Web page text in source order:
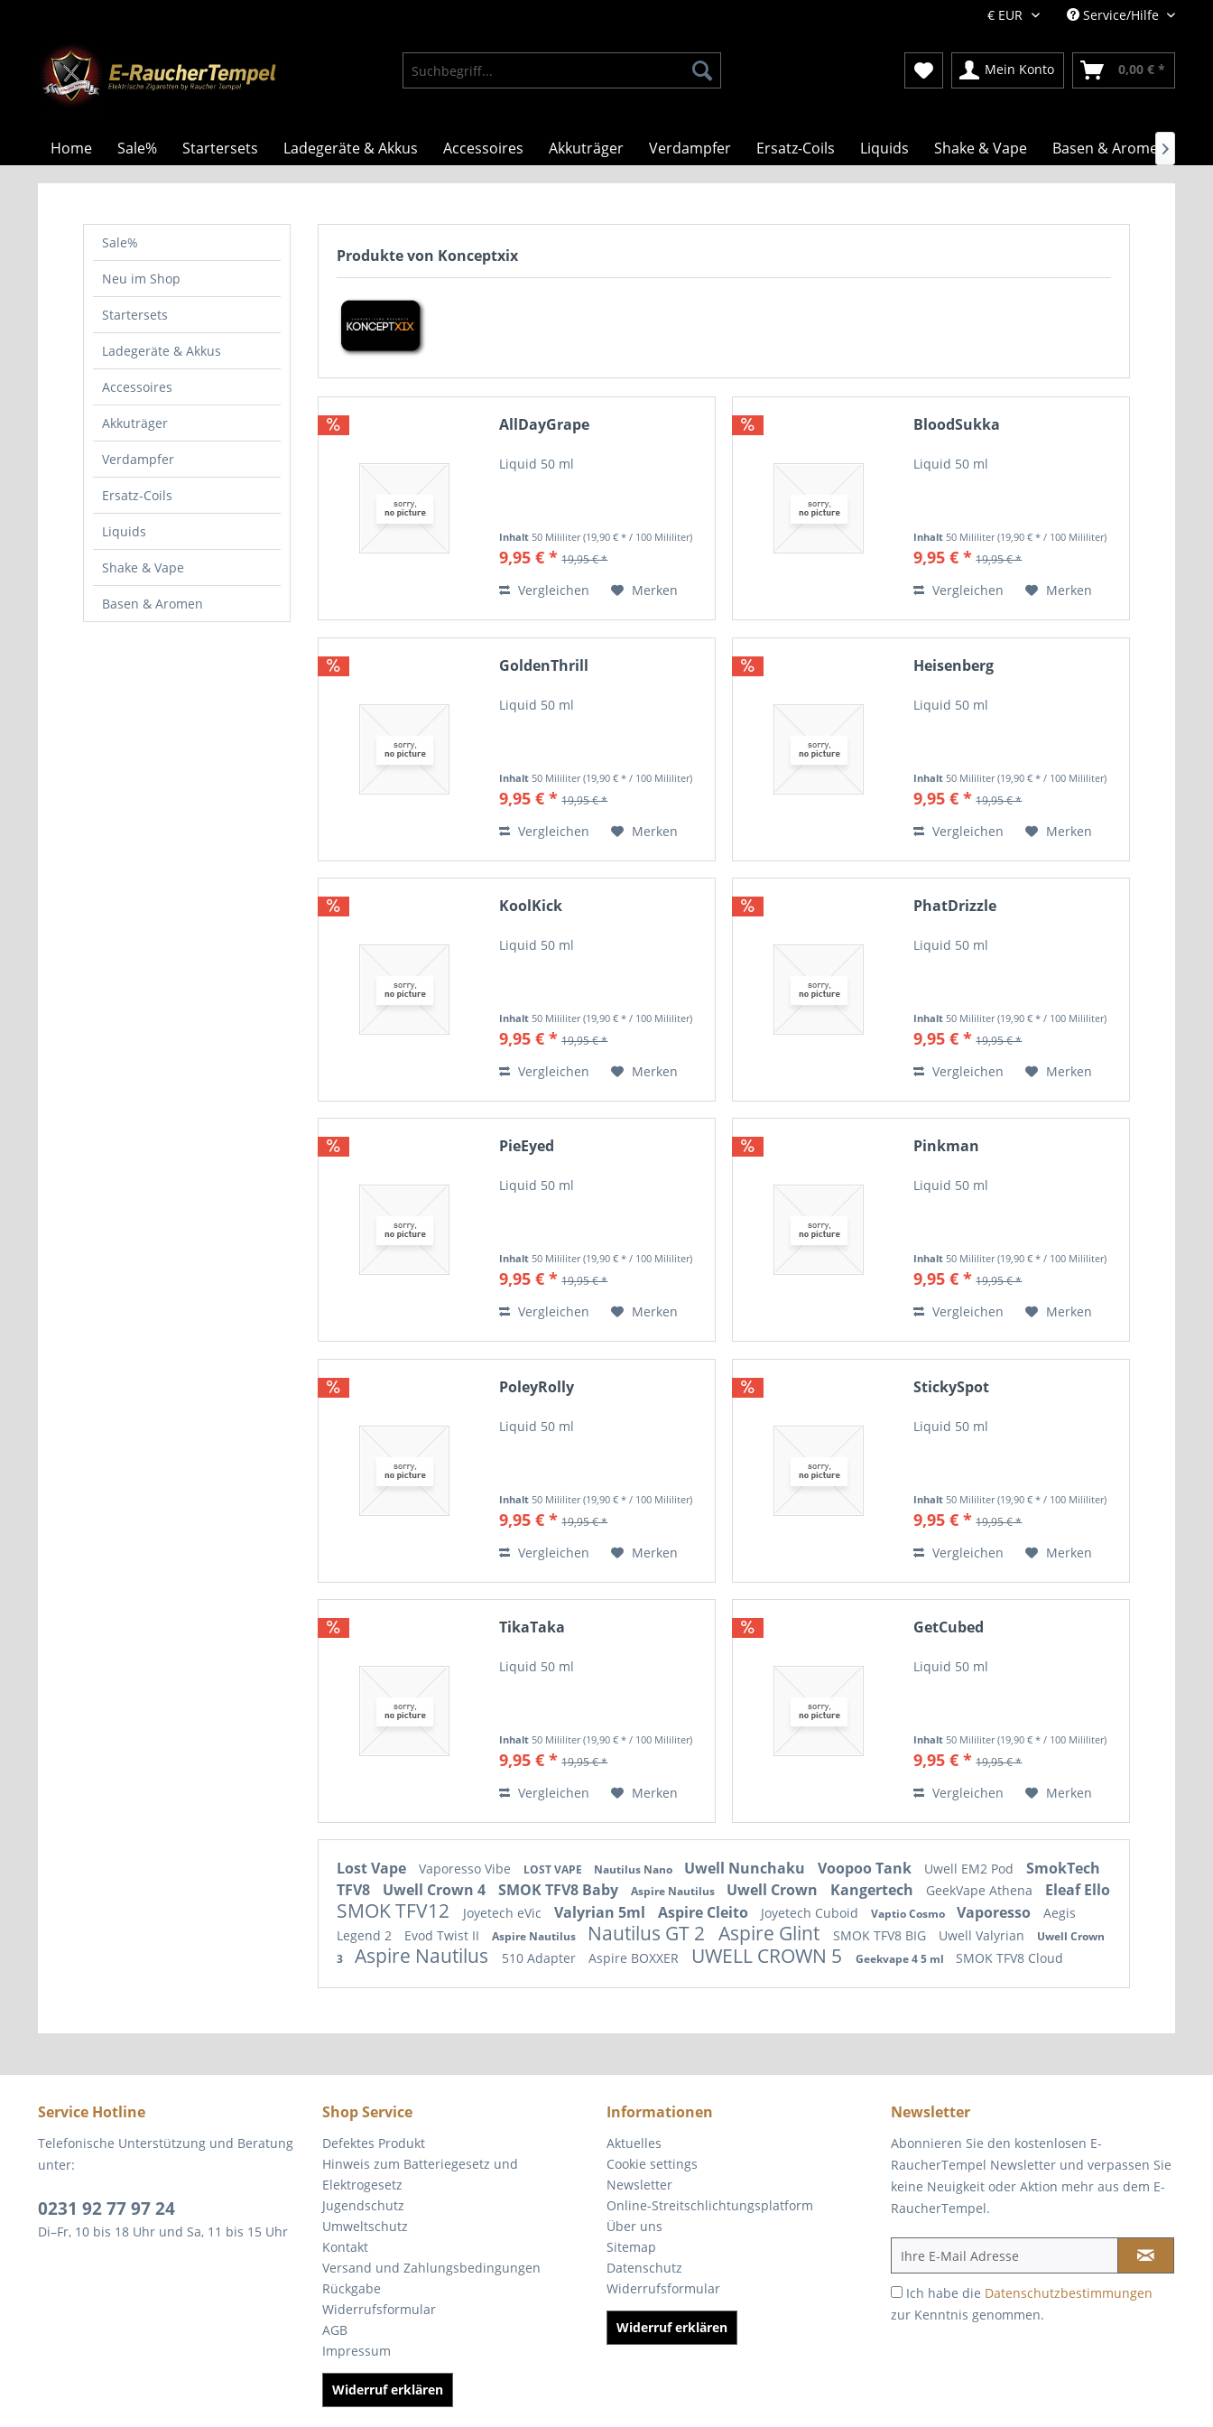
Service/Hilfe
Mein Konto 0,00 € *
Home Sale% Startersets Ladegeräte & Akkus Accessoires Akkuträger Verdampfer Ersatz-Coils Liquids Shake & Vape Basen & Aromen
Sale%
Neu im Shop
Startersets
Ladegeräte & Akkus
Accessoires
Akkuträger
Verdampfer
Ersatz-Coils
Liquids
Shake & Vape
Basen & Aromen
Produkte von Konceptxix
AllDayGrape
Liquid 50 ml
Inhalt50 Mililiter(19,90 € * / 100 Mililiter)
9,95 € * 19,95 € *
Vergleichen Merken
BloodSukka
Liquid 50 ml
Inhalt50 Mililiter(19,90 € * / 100 Mililiter)
9,95 € * 19,95 € *
Vergleichen Merken
GoldenThrill
Liquid 50 ml
Inhalt 50 Mililiter(19,90 € * / 100 Mililiter)
9,95 € * 19,95 € *
Vergleichen Merken
Heisenberg
Liquid 50 ml
Inhalt 50 Mililiter(19,90 € * / 100 Mililiter)
9,95 € * 19,95 € *
Vergleichen Merken
KoolKick
Liquid 50 ml
Inhalt50 Mililiter(19,90 € * / 100 Mililiter)
9,95 € * 19,95 € *
Vergleichen Merken
PhatDrizzle
Liquid 50 ml
Inhalt50 Mililiter(19,90 € * / 100 Mililiter)
9,95 € * 19,95 € *
Vergleichen Merken
PieEyed
Liquid 50 ml
Inhalt50 Mililiter(19,90 € * / 100 Mililiter)
9,95 € * 19,95 € *
Vergleichen Merken
Pinkman
Liquid 50 ml
Inhalt50 Mililiter(19,90 € * / 100 Mililiter)
9,95 € * 19,95 € *
Vergleichen Merken
PoleyRolly
Liquid 50 ml
Inhalt 50 Mililiter(19,90 € * / 100 Mililiter)
9,95 € * 19,95 € *
Vergleichen Merken
StickySpot
Liquid 50 ml
Inhalt 50 Mililiter(19,90 € * / 100 Mililiter)
9,95 € * 19,95 € *
Vergleichen Merken
TikaTaka
Liquid 50 ml
Inhalt50 Mililiter(19,90 € * / 100 Mililiter)
9,95 € * 19,95 € *
Vergleichen Merken
GetCubed
Liquid 50 ml
Inhalt50 Mililiter(19,90 € * / 100 Mililiter)
9,95 € * 19,95 € *
Vergleichen Merken
Lost Vape Vaporesso Vibe LOST VAPE Nautilus Nano Uwell Nunchaku Voopoo Tank Uwell EM2 Pod
SmokTech
TFV8
Uwell Crown 4 SMOK TFV8 Baby Aspire Nautilus Uwell Crown Kangertech GeekVape Athena Eleaf Ello
SMOK TFV12 Joyetech eVic Valyrian 5ml Aspire Cleito Joyetech Cuboid Vaptio Cosmo Vaporesso
Aegis
Legend 2
Evod Twist II Aspire Nautilus Nautilus GT 2 Aspire Glint SMOK TFV8 BIG Uwell Valyrian
Uwell Crown
3
Aspire Nautilus 510 Adapter Aspire BOXXER UWELL CROWN 5 Geekvape 4 5 ml SMOK TFV8 Cloud
Service Hotline
Telefonische Unterstützung und Beratung
unter:
0231 92 77 97 24
Di–Fr, 10 bis 18 Uhr und Sa, 11 bis 15 Uhr
Shop Service
Defektes Produkt
Hinweis zum Batteriegesetz und
Elektrogesetz
Jugendschutz
Umweltschutz
Kontakt
Versand und Zahlungsbedingungen
Rückgabe
Widerrufsformular
AGB
Impressum
Widerruf erklären
Informationen
Aktuelles
Cookie settings
Newsletter
Online-Streitschlichtungsplatform
Über uns
Sitemap
Datenschutz
Widerrufsformular
Widerruf erklären
Newsletter
Abonnieren Sie den kostenlosen E-
RaucherTempel Newsletter und verpassen Sie
keine Neuigkeit oder Aktion mehr aus dem E-
RaucherTempel.
Ich habe die Datenschutzbestimmungen
zur Kenntnis genommen.